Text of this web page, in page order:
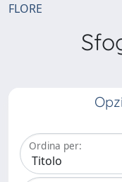
FLORE
Ordina per: